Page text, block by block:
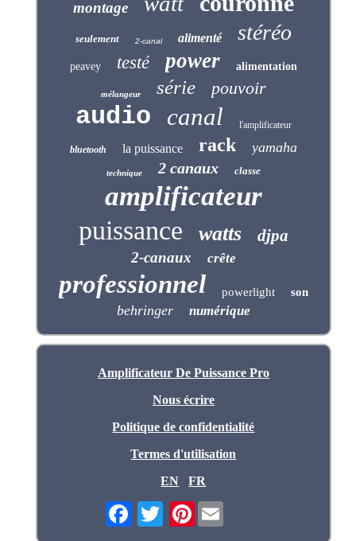
montage
seulement 2-canal alimenté stéréo
peavey testé power alimentation
mélangeur série pouvoir
audio canal l'amplificateur
bluetooth la puissance rack yamaha
technique 2 canaux classe
amplificateur
puissance watts djpa
2-canaux crête
professionnel powerlight son
behringer numérique
Amplificateur De Puissance Pro
Nous écrire
Politique de confidentialité
Termes d'utilisation
EN
FR
Pinterest